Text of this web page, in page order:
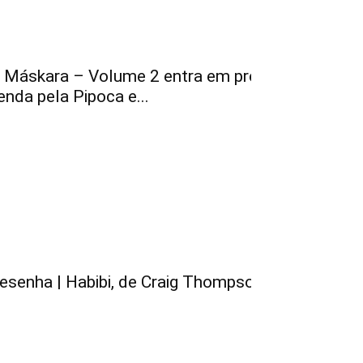
Máskara – Volume 2 entra em pré-
pela Pipoca e...
| Habibi, de Craig Thompson